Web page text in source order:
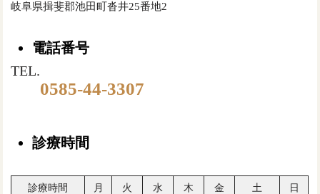
岐阜県揖斐郡池田町沓井25番地2
電話番号
TEL.
0585-44-3307
診療時間
診療時間 月 火 水 木 金 土 日